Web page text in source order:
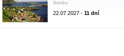
Norsko
22.07.2027 - 11 dní